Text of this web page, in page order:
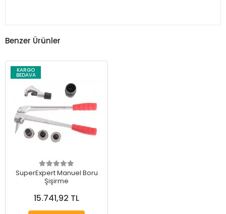
Benzer Ürünler
KARGO
BEDAVA
SuperExpert Manuel Boru
Şişirme
15.741,92 TL